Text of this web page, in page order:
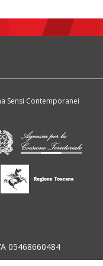
Sensi Contemporanei
05468660484